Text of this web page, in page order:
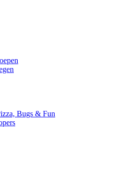
Bugs & Fun